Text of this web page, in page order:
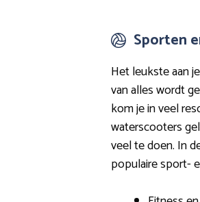
Sporten
Het leukste aan
van alles wordt
kom je in veel
waterscooters
veel te doen. In
populaire sport-